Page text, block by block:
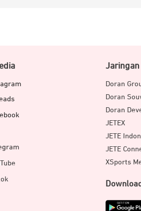
Jaringan
Doran
Doran
Doran
JETEX
JETE
JETE
XSports